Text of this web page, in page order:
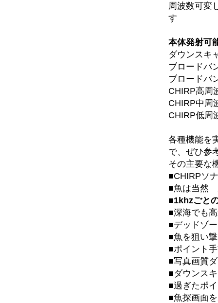
周波数可変
す
本体発射可
ダウンス
ブロード
ブロード
CHIRP高
CHIRP中
CHIRP低
各種機能を
で、ぜひ参
その主要な
■CHIRPソ
■魚は当然
■1khzごと
■深海でも
■デッドゾ
■魚を狙い
■ポイント
■写真画質
■ダウンス
■過ぎたポ
■魚探画面